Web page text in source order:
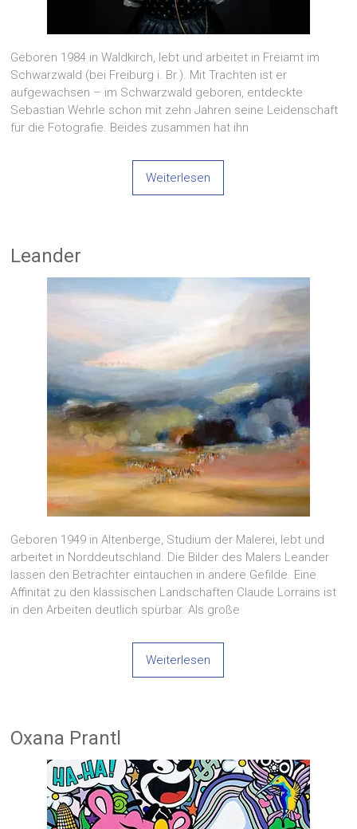
Geboren 1984 in Waldkirch, lebt und arbeitet in Freiamt im
Schwarzwald (bei Freiburg i. Br.). Mit Trachten ist er
aufgewachsen – im Schwarzwald geboren, entdeckte
Sebastian Wehrle schon mit zehn Jahren seine Leidenschaft
für die Fotografie. Beides zusammen hat ihn
Weiterlesen
Leander
Geboren 1949 in Altenberge, Studium der Malerei, lebt und
arbeitet in Norddeutschland. Die Bilder des Malers Leander
lassen den Betrachter eintauchen in andere Gefilde. Eine
Affinität zu den klassischen Landschaften Claude Lorrains ist
in den Arbeiten deutlich spürbar. Als große
Weiterlesen
Oxana Prantl